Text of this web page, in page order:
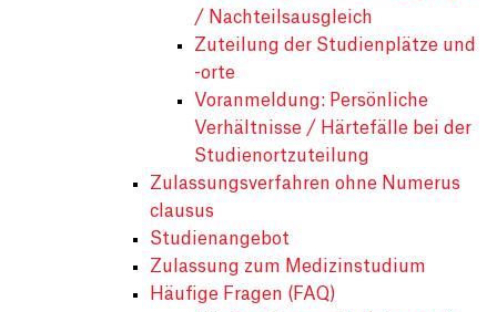
/ Nachteilsausgleich
Zuteilung der Studienplätze und
-orte
Voranmeldung: Persönliche
Verhältnisse / Härtefälle bei der
Studienortzuteilung
Zulassungsverfahren ohne Numerus
clausus
Studienangebot
Zulassung zum Medizinstudium
Häufige Fragen (FAQ)